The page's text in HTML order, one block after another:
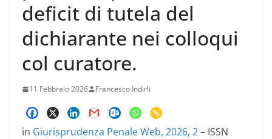
deficit di tutela del
dichiarante nei colloqui
col curatore.
11 Febbraio 2026 Francesco Indirli
in Giurisprudenza Penale Web, 2026, 2– ISSN